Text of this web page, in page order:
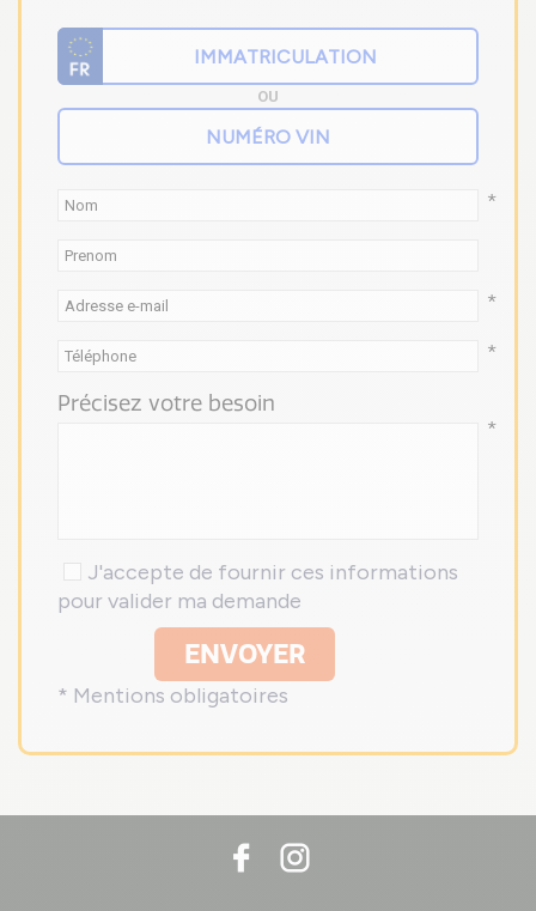
OU
*
*
*
Précisez votre besoin
*
J'accepte de fournir ces informations
pour valider ma demande
ENVOYER
* Mentions obligatoires